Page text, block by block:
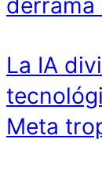
La IA
Meta